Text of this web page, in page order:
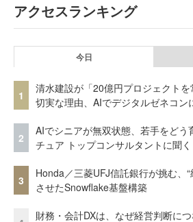
アクセスランキング
今日
1
清水建設が「20億円プロジェクト
切実な理由、AIでデジタルゼネコン
2
AIでシニアが無双状態、若手をどう
チュア トップコンサルタントに聞く
3
Honda／三菱UFJ信託銀行が挑む、“
させたSnowflake基盤構築
財務・会計DXは、なぜ経営判断に